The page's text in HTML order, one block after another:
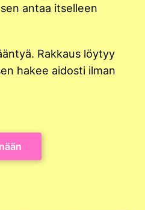
antaa itselleen
Rakkaus löytyy
hakee aidosti ilman